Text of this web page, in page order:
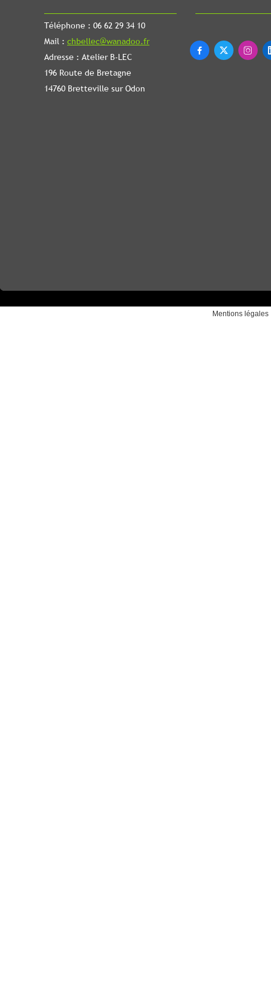
Téléphone : 06 62 29 34 10
Mail : chbellec@wanadoo.fr
Adresse : Atelier B-LEC
196 Route de Bretagne
14760 Bretteville sur Odon
  
Mentions légales